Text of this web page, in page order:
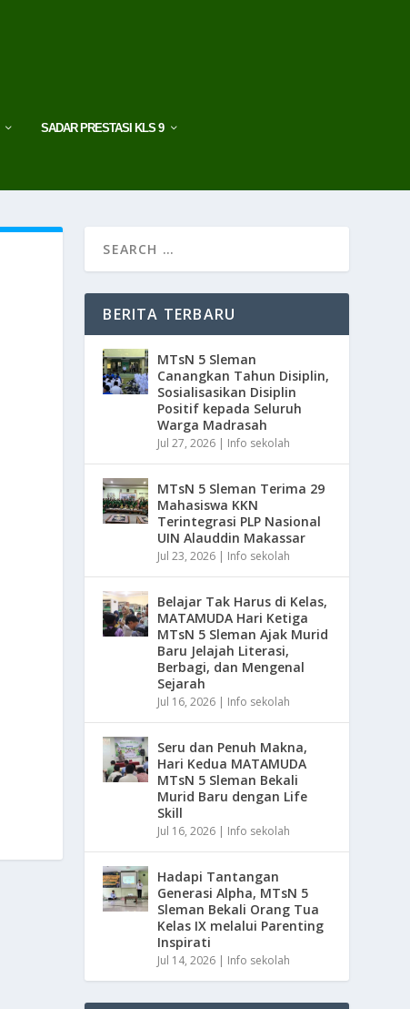
SADAR PRESTASI KLS 9
BERITA TERBARU
MTsN 5 Sleman
Canangkan Tahun Disiplin,
Sosialisasikan Disiplin
Positif kepada Seluruh
Warga Madrasah
Jul 27, 2026 | Info sekolah
MTsN 5 Sleman Terima 29
Mahasiswa KKN
Terintegrasi PLP Nasional
UIN Alauddin Makassar
Jul 23, 2026 | Info sekolah
Belajar Tak Harus di Kelas,
MATAMUDA Hari Ketiga
MTsN 5 Sleman Ajak Murid
Baru Jelajah Literasi,
Berbagi, dan Mengenal
Sejarah
Jul 16, 2026 | Info sekolah
Seru dan Penuh Makna,
Hari Kedua MATAMUDA
MTsN 5 Sleman Bekali
Murid Baru dengan Life
Skill
Jul 16, 2026 | Info sekolah
Hadapi Tantangan
Generasi Alpha, MTsN 5
Sleman Bekali Orang Tua
Kelas IX melalui Parenting
Inspirati
Jul 14, 2026 | Info sekolah